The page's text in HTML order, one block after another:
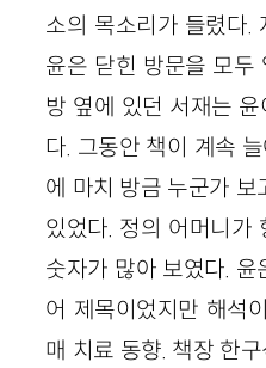
소의 목소리가 들렸다.
윤은 닫힌 방문을 모두
방 옆에 있던 서재는
다. 그동안 책이 계속
에 마치 방금 누군가 보
있었다. 정의 어머니가
숫자가 많아 보였다. 윤
어 제목이었지만 해석
매 치료 동향. 책장 한